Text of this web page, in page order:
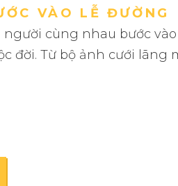
VÀO LỄ ĐƯỜNG
cùng nhau bước vào
đời. Từ bộ ảnh cưới lãng